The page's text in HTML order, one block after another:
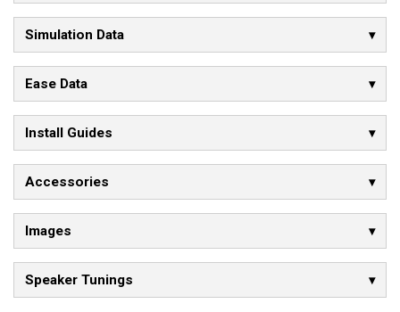
Simulation Data
Ease Data
Install Guides
Accessories
Images
Speaker Tunings